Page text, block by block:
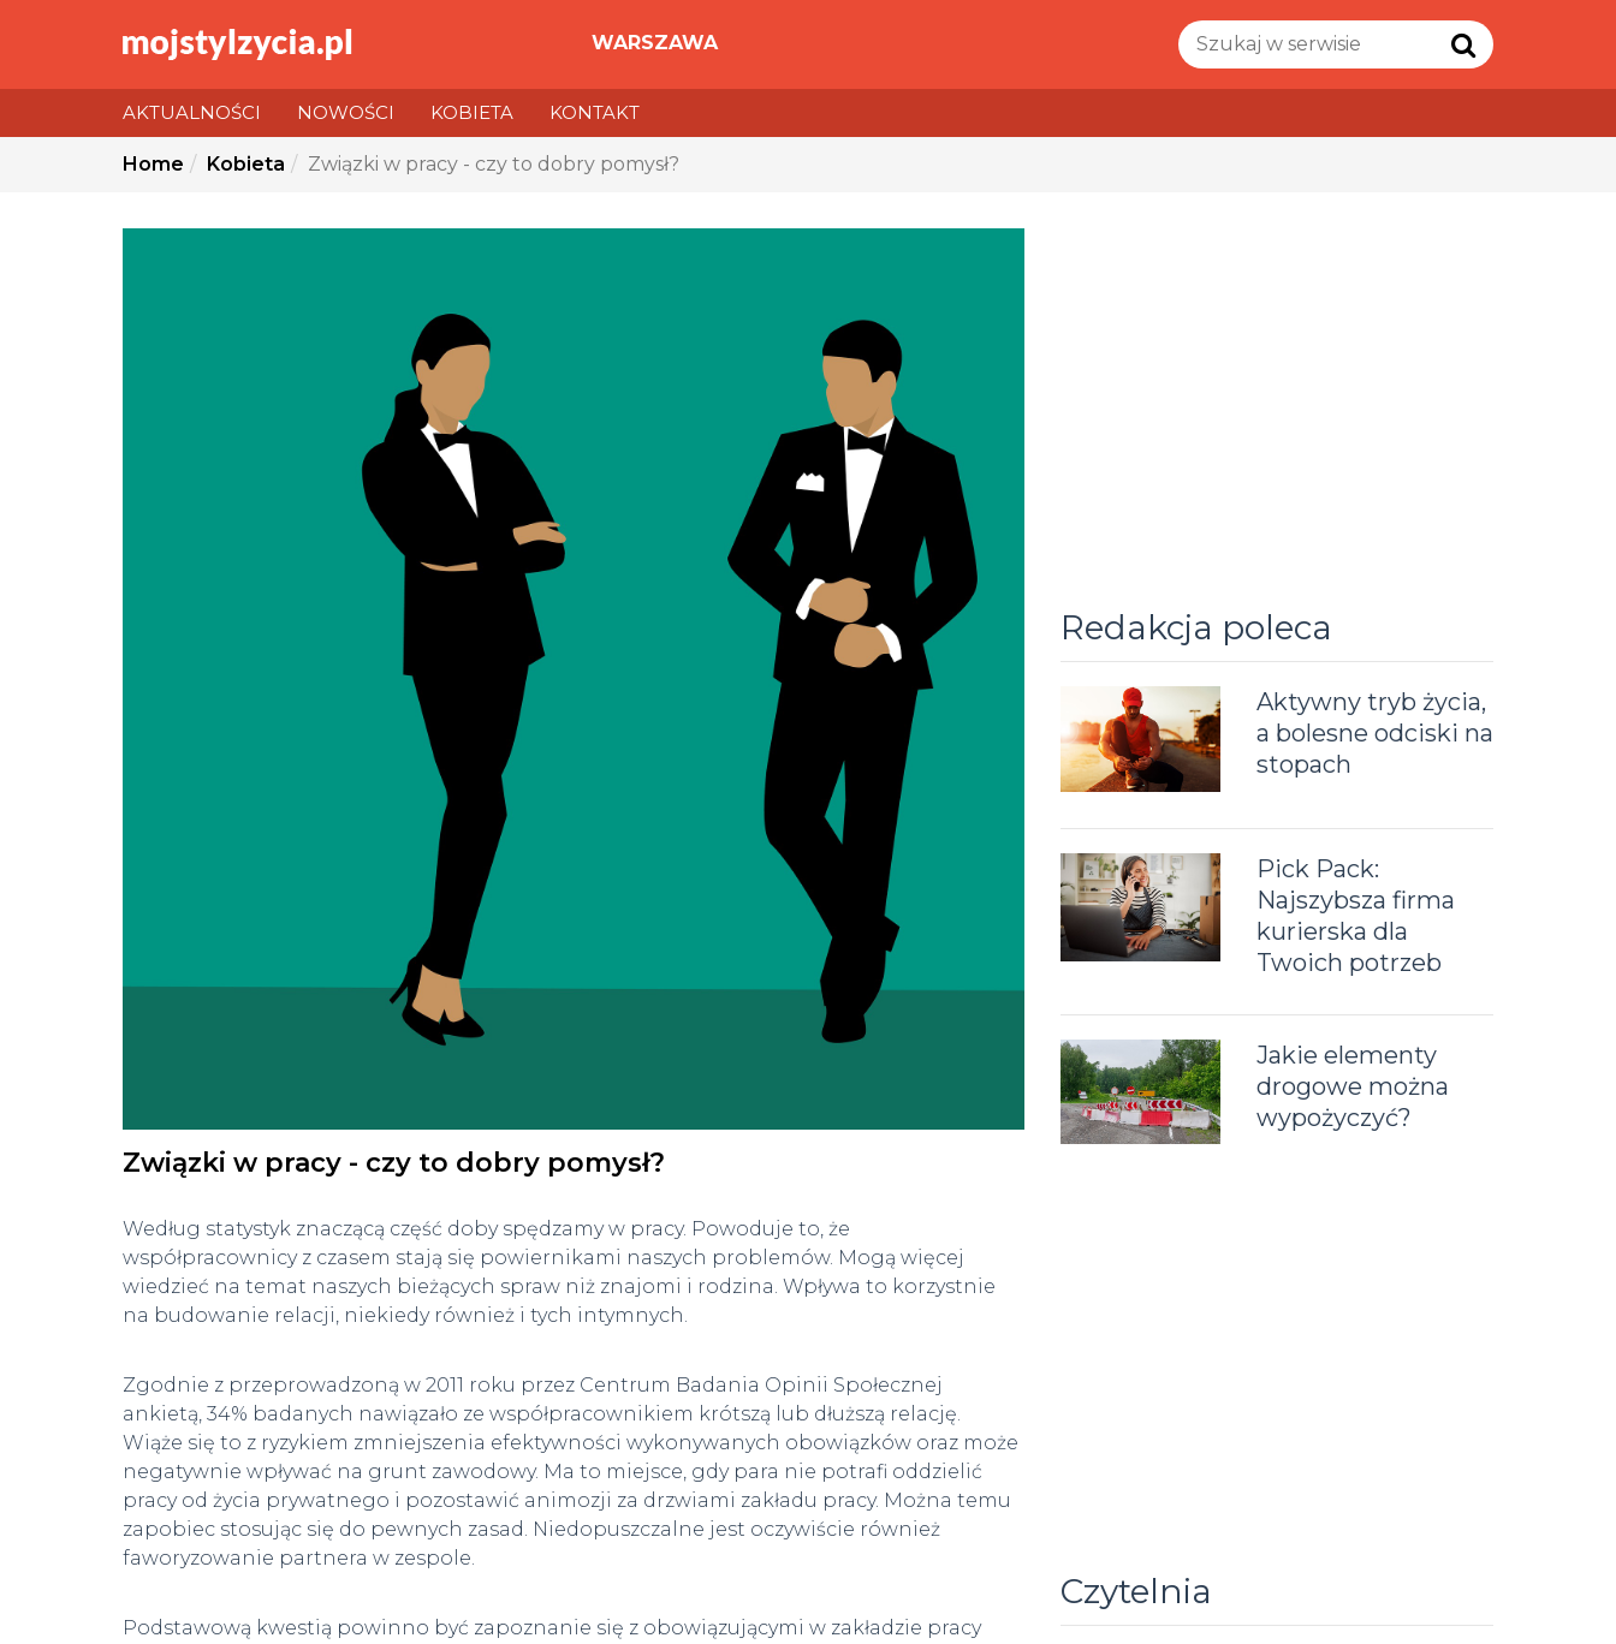
WARSZAWA
AKTUALNOŚCI NOWOŚCI KOBIETA
KONTAKT
are
Home Kobieta Związki w pracy - czy to dobry pomysł?
Związki w pracy - czy to dobry pomysł?
Według statystyk znaczącą część doby spędzamy w pracy. Powoduje to, że
współpracownicy z czasem stają się powiernikami naszych problemów. Mogą więcej
wiedzieć na temat naszych bieżących spraw niż znajomi i rodzina. Wpływa to korzystnie
na budowanie relacji, niekiedy również i tych intymnych.
Zgodnie z przeprowadzoną w 2011 roku przez Centrum Badania Opinii Społecznej
ankietą, 34% badanych nawiązało ze współpracownikiem krótszą lub dłuższą relację.
Wiąże się to z ryzykiem zmniejszenia efektywności wykonywanych obowiązków oraz może
negatywnie wpływać na grunt zawodowy. Ma to miejsce, gdy para nie potrafi oddzielić
pracy od życia prywatnego i pozostawić animozji za drzwiami zakładu pracy. Można temu
zapobiec stosując się do pewnych zasad. Niedopuszczalne jest oczywiście również
faworyzowanie partnera w zespole.
Podstawową kwestią powinno być zapoznanie się z obowiązującymi w zakładzie pracy
Redakcja poleca
Aktywny tryb życia,
a bolesne odciski na
stopach
Pick Pack:
Najszybsza firma
kurierska dla
Twoich potrzeb
Jakie elementy
drogowe można
wypożyczyć?
Czytelnia